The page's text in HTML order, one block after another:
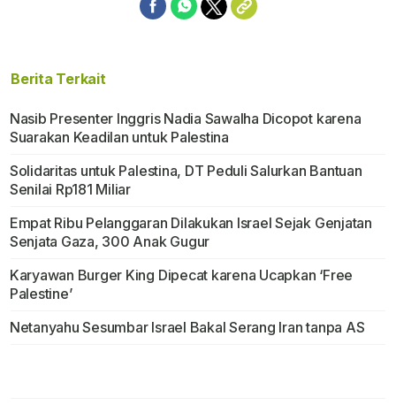
Berita Terkait
Nasib Presenter Inggris Nadia Sawalha Dicopot karena
Suarakan Keadilan untuk Palestina
Solidaritas untuk Palestina, DT Peduli Salurkan Bantuan
Senilai Rp181 Miliar
Empat Ribu Pelanggaran Dilakukan Israel Sejak Genjatan
Senjata Gaza, 300 Anak Gugur
Karyawan Burger King Dipecat karena Ucapkan ‘Free
Palestine’
Netanyahu Sesumbar Israel Bakal Serang Iran tanpa AS